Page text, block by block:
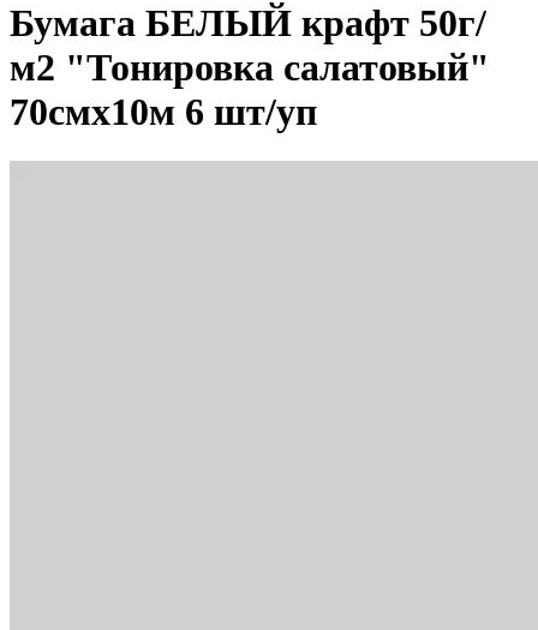
Бумага БЕЛЫЙ крафт 50г/
м2 "Тонировка салатовый"
70смх10м 6 шт/уп